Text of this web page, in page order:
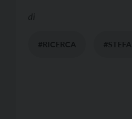
di
#RICERCA